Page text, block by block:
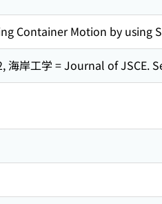
Container Motion by using
海岸工学 = Journal of JSCE.